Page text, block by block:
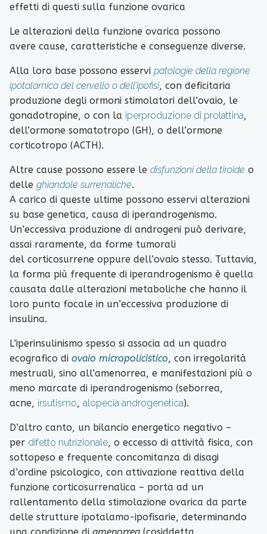
effetti di questi sulla funzione ovarica
Le alterazioni della funzione ovarica possono
avere cause, caratteristiche e conseguenze diverse.
Alla loro base possono esservi patologie della regione
ipotalamica del cervello o dell’ipofisi, con deficitaria
produzione degli ormoni stimolatori dell’ovaio, le
gonadotropine, o con la iperproduzione di prolattina,
dell’ormone somatotropo (GH), o dell’ormone
corticotropo (ACTH).
Altre cause possono essere le disfunzioni della tiroide o
delle ghiandole surrenaliche.
A carico di queste ultime possono esservi alterazioni
su base genetica, causa di iperandrogenismo.
Un’eccessiva produzione di androgeni può derivare,
assai raramente, da forme tumorali
del corticosurrene oppure dell’ovaio stesso. Tuttavia,
la forma più frequente di iperandrogenismo è quella
causata dalle alterazioni metaboliche che hanno il
loro punto focale in un’eccessiva produzione di
insulina.
L’iperinsulinismo spesso si associa ad un quadro
ecografico di ovaio micropolicistico, con irregolarità
mestruali, sino all’amenorrea, e manifestazioni più o
meno marcate di iperandrogenismo (seborrea,
acne, irsutismo, alopecia androgenetica).
D’altro canto, un bilancio energetico negativo –
per difetto nutrizionale, o eccesso di attività fisica, con
sottopeso e frequente concomitanza di disagi
d’ordine psicologico, con attivazione reattiva della
funzione corticosurrenalica – porta ad un
rallentamento della stimolazione ovarica da parte
delle strutture ipotalamo-ipofisarie, determinando